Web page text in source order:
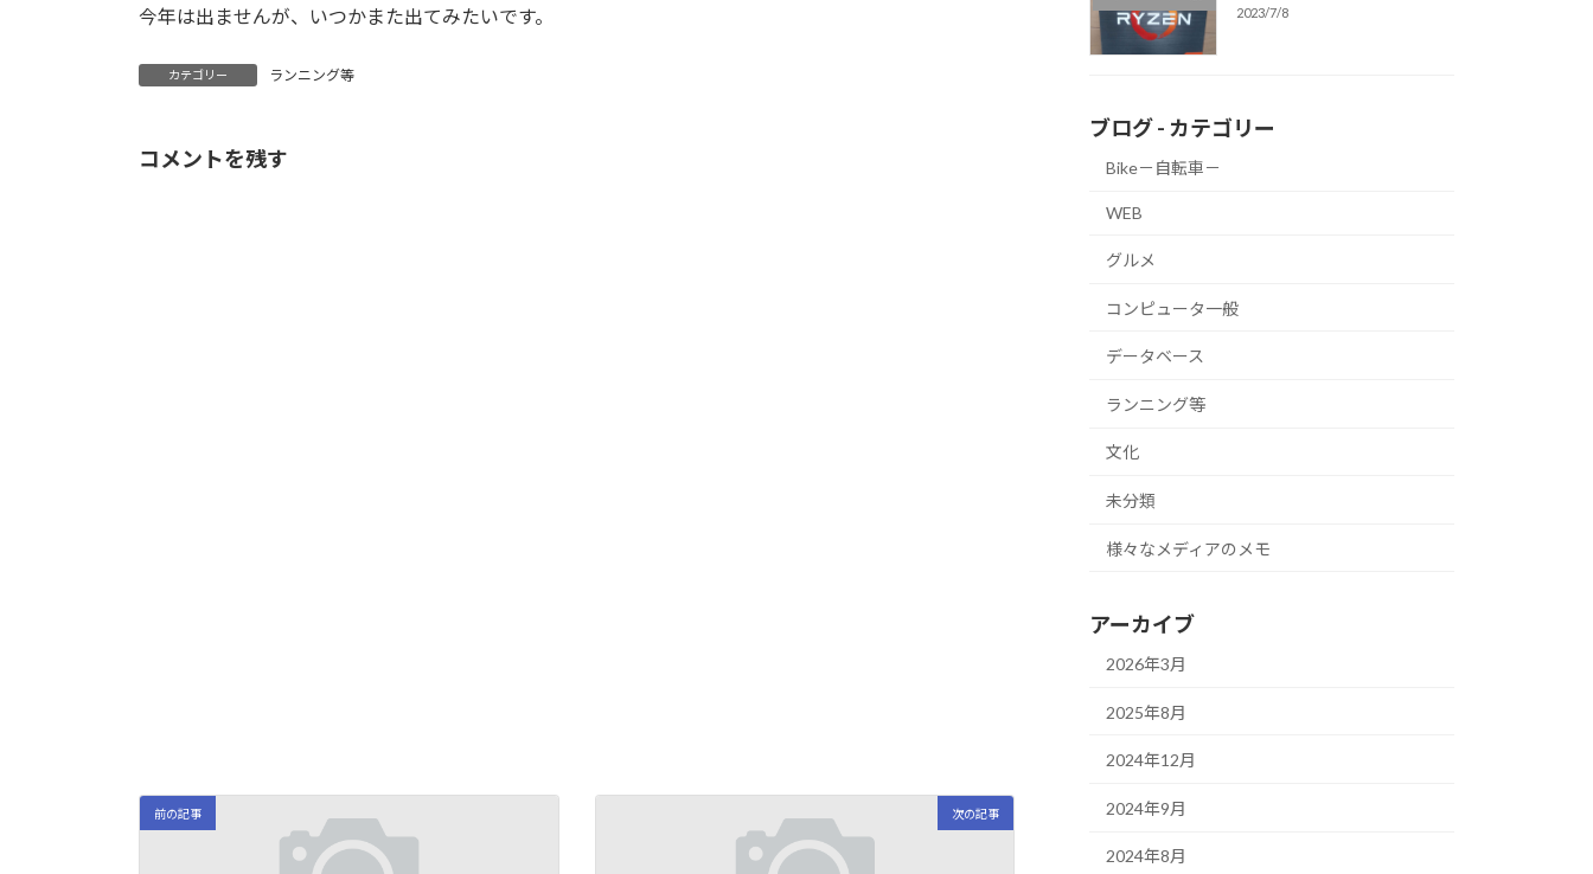
今年は出ませんが、いつかまた出てみたいです。
カテゴリー ランニング等
コメントを残す
前の記事 次の記事
2023/7/8
ブログ - カテゴリー
Bike－自転車－
WEB
グルメ
コンピュータ一般
データベース
ランニング等
文化
未分類
様々なメディアのメモ
アーカイブ
2026年3月
2025年8月
2024年12月
2024年9月
2024年8月